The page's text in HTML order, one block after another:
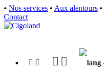
• Nos services • Aux alentours •
Contact